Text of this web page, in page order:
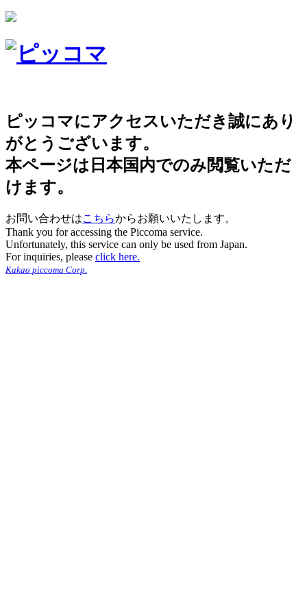
ピッコマにアクセスいただき誠にあり
がとうございます。
本ページは日本国内でのみ閲覧いただ
けます。
お問い合わせはこちらからお願いいたします。
Thank you for accessing the Piccoma service.
Unfortunately, this service can only be used from Japan.
For inquiries, please click here.
Kakao piccoma Corp.